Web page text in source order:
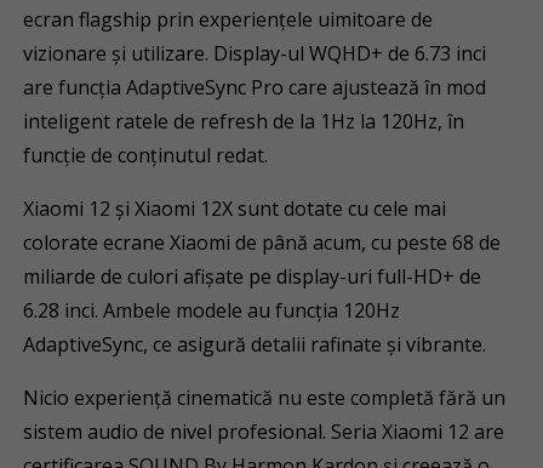
ecran flagship prin experiențele uimitoare de
vizionare și utilizare. Display-ul WQHD+ de 6.73 inci
are funcția AdaptiveSync Pro care ajustează în mod
inteligent ratele de refresh de la 1Hz la 120Hz, în
funcție de conținutul redat.
Xiaomi 12 și Xiaomi 12X sunt dotate cu cele mai
colorate ecrane Xiaomi de până acum, cu peste 68 de
miliarde de culori afișate pe display-uri full-HD+ de
6.28 inci. Ambele modele au funcția 120Hz
AdaptiveSync, ce asigură detalii rafinate și vibrante.
Nicio experiență cinematică nu este completă fără un
sistem audio de nivel profesional. Seria Xiaomi 12 are